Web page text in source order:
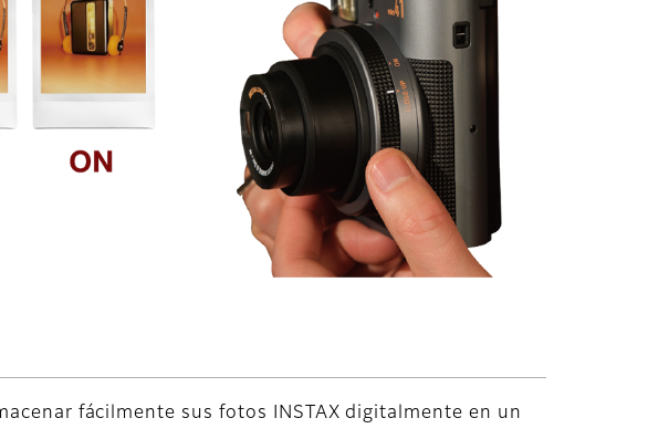
fácilmente sus fotos INSTAX digitalmente en un